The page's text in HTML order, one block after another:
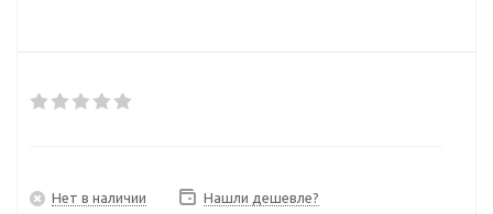
Нет в наличии Нашли дешевле?